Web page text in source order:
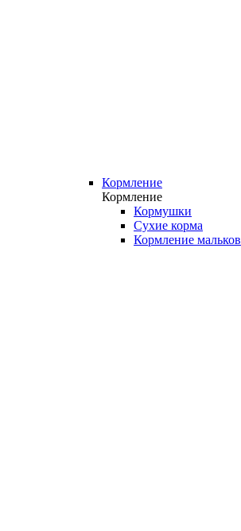
Кормление
Кормление
Кормушки
Сухие корма
Кормление мальков